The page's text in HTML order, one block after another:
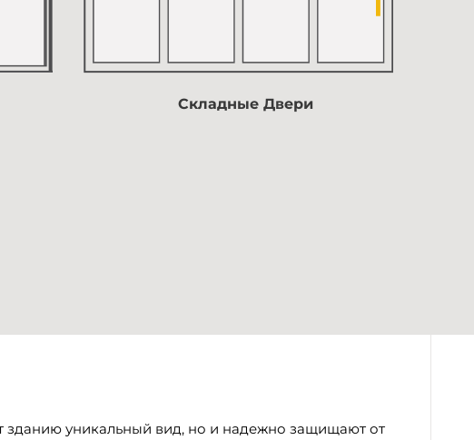
Складные Двери
зданию уникальный вид, но и надежно защищают от